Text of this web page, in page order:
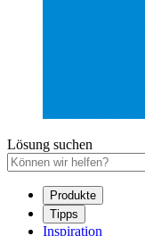
Lösung suchen
Produkte
Tipps
Inspiration